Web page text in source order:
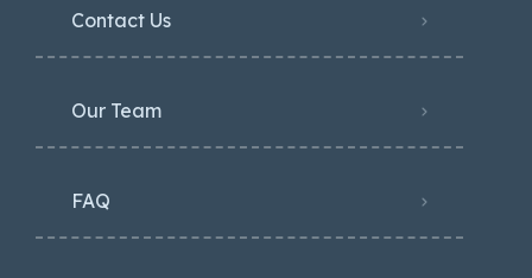
Contact Us
Our Team
FAQ